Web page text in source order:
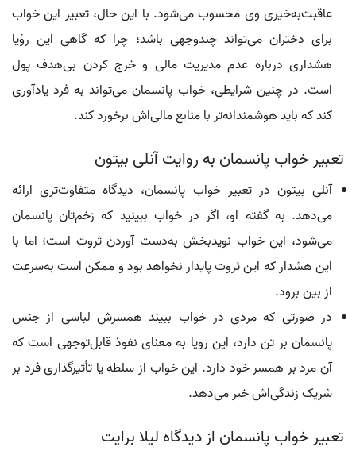
عاقبت‌به‌خیری وی محسوب می‌شود. با این حال، تعبیر این خواب
برای دختران می‌تواند چندوجهی باشد؛ چرا که گاهی این رؤیا
هشداری درباره عدم مدیریت مالی و خرج کردن بی‌هدف پول
است. در چنین شرایطی، خواب پانسمان می‌تواند به فرد یادآوری
کند که باید هوشمندانه‌تر با منابع مالی‌اش برخورد کند.
تعبیر خواب پانسمان به روایت آنلی بیتون
آنلی بیتون در تعبیر خواب پانسمان، دیدگاه متفاوت‌تری ارائه
می‌دهد. به گفته او، اگر در خواب ببینید که زخم‌تان پانسمان
می‌شود، این خواب نویدبخش به‌دست آوردن ثروت است؛ اما با
این هشدار که این ثروت پایدار نخواهد بود و ممکن است به‌سرعت
از بین برود.
در صورتی که مردی در خواب ببیند همسرش لباسی از جنس
پانسمان بر تن دارد، این رویا به معنای نفوذ قابل‌توجهی است که
آن مرد بر همسر خود دارد. این خواب از سلطه یا تأثیرگذاری فرد بر
شریک زندگی‌اش خبر می‌دهد.
تعبیر خواب پانسمان از دیدگاه لیلا برایت